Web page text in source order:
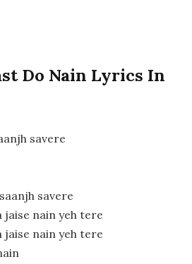
Do Nain Lyrics In
savere
savere
jaise nain yeh tere
jaise nain yeh tere